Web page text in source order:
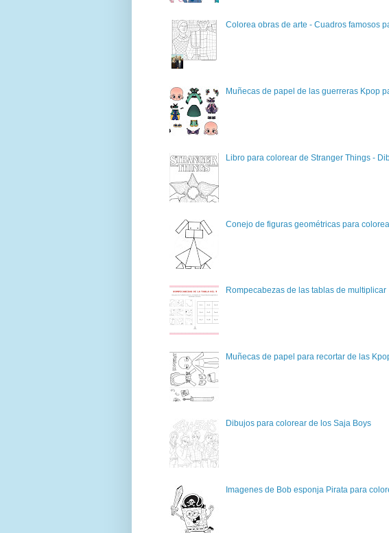
Colorea obras de arte - Cuadros famosos
Muñecas de papel de las guerreras Kpop
Libro para colorear de Stranger Things -
Conejo de figuras geométricas para
Rompecabezas de las tablas de multiplicar
Muñecas de papel para recortar de las
Dibujos para colorear de los Saja Boys
Imagenes de Bob esponja Pirata para